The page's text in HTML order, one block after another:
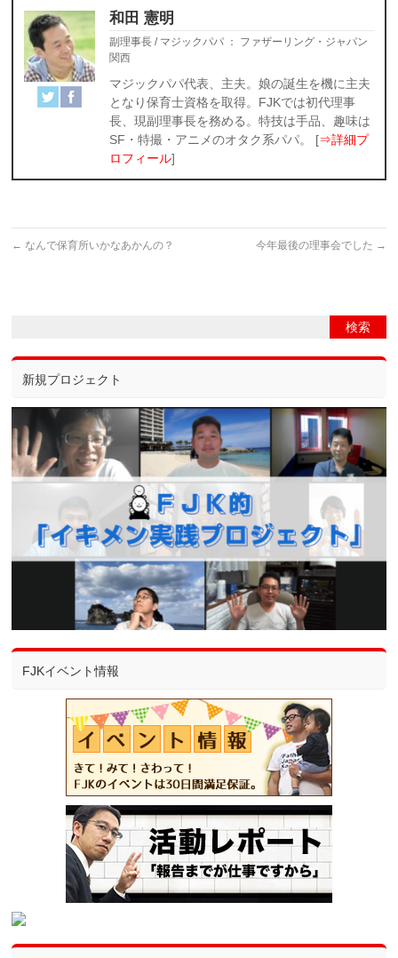
和田 憲明
副理事長 / マジックパパ ： ファザーリング・ジャパン
関西
マジックパパ代表、主夫。娘の誕生を機に主夫
となり保育士資格を取得。FJKでは初代理事
長、現副理事長を務める。特技は手品、趣味は
SF・特撮・アニメのオタク系パパ。 [⇒詳細プ
ロフィール]
← なんで保育所いかなあかんの？ 今年最後の理事会でした →
新規プロジェクト
FJKイベント情報